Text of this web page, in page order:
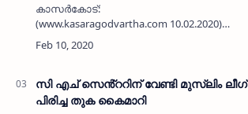
കാസര്‍കോട്:
(www.kasaragodvartha.com 10.02.2020)
കോട്ടിക്കുളം ഗ്രീന്‍ വുഡ്‌സ് ഇന്‍ഡോര്‍
സ്റ്റേഡിയത്തില്‍ നടന്ന 17-ാ മത് സംസ്ഥാന
സമാപിച്ചു…
സി എച് സെൻ്ററിന് വേണ്ടി മുസ്ലിം ലീഗ്
പിരിച്ച തുക കൈമാറി